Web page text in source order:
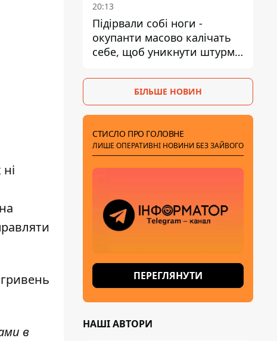
гривень
в
20:13
Підірвали собі ноги -
окупанти масово калічать
себе, щоб уникнути штурмів
БІЛЬШЕ НОВИН
СТИСЛО ПРО ГОЛОВНЕ
ЛИШЕ ОПЕРАТИВНІ НОВИНИ БЕЗ ЗАЙВОГО
ПЕРЕГЛЯНУТИ
НАШІ АВТОРИ